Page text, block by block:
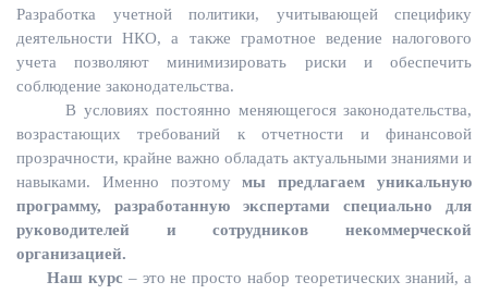
Разработка учетной политики, учитывающей специфику
деятельности НКО, а также грамотное ведение налогового
учета позволяют минимизировать риски и обеспечить
соблюдение законодательства.
В условиях постоянно меняющегося законодательства,
возрастающих требований к отчетности и финансовой
прозрачности, крайне важно обладать актуальными знаниями и
навыками. Именно поэтомумы предлагаем уникальную
программу, разработанную экспертами специально для
руководителей и сотрудников некоммерческой
организацией.
Наш курс – это не просто набор теоретических знаний, а